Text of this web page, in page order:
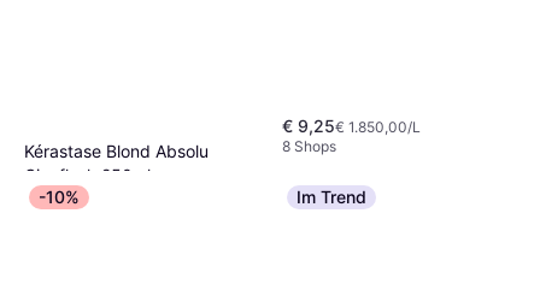
Kérastase Blond Absolu
Cicaflash 250ml
Haarkur, Feuchtigkeitsspendend,
€ 26,95
€ 9,25€ 1.850,00/L
8 Shops
-10% Im Trend